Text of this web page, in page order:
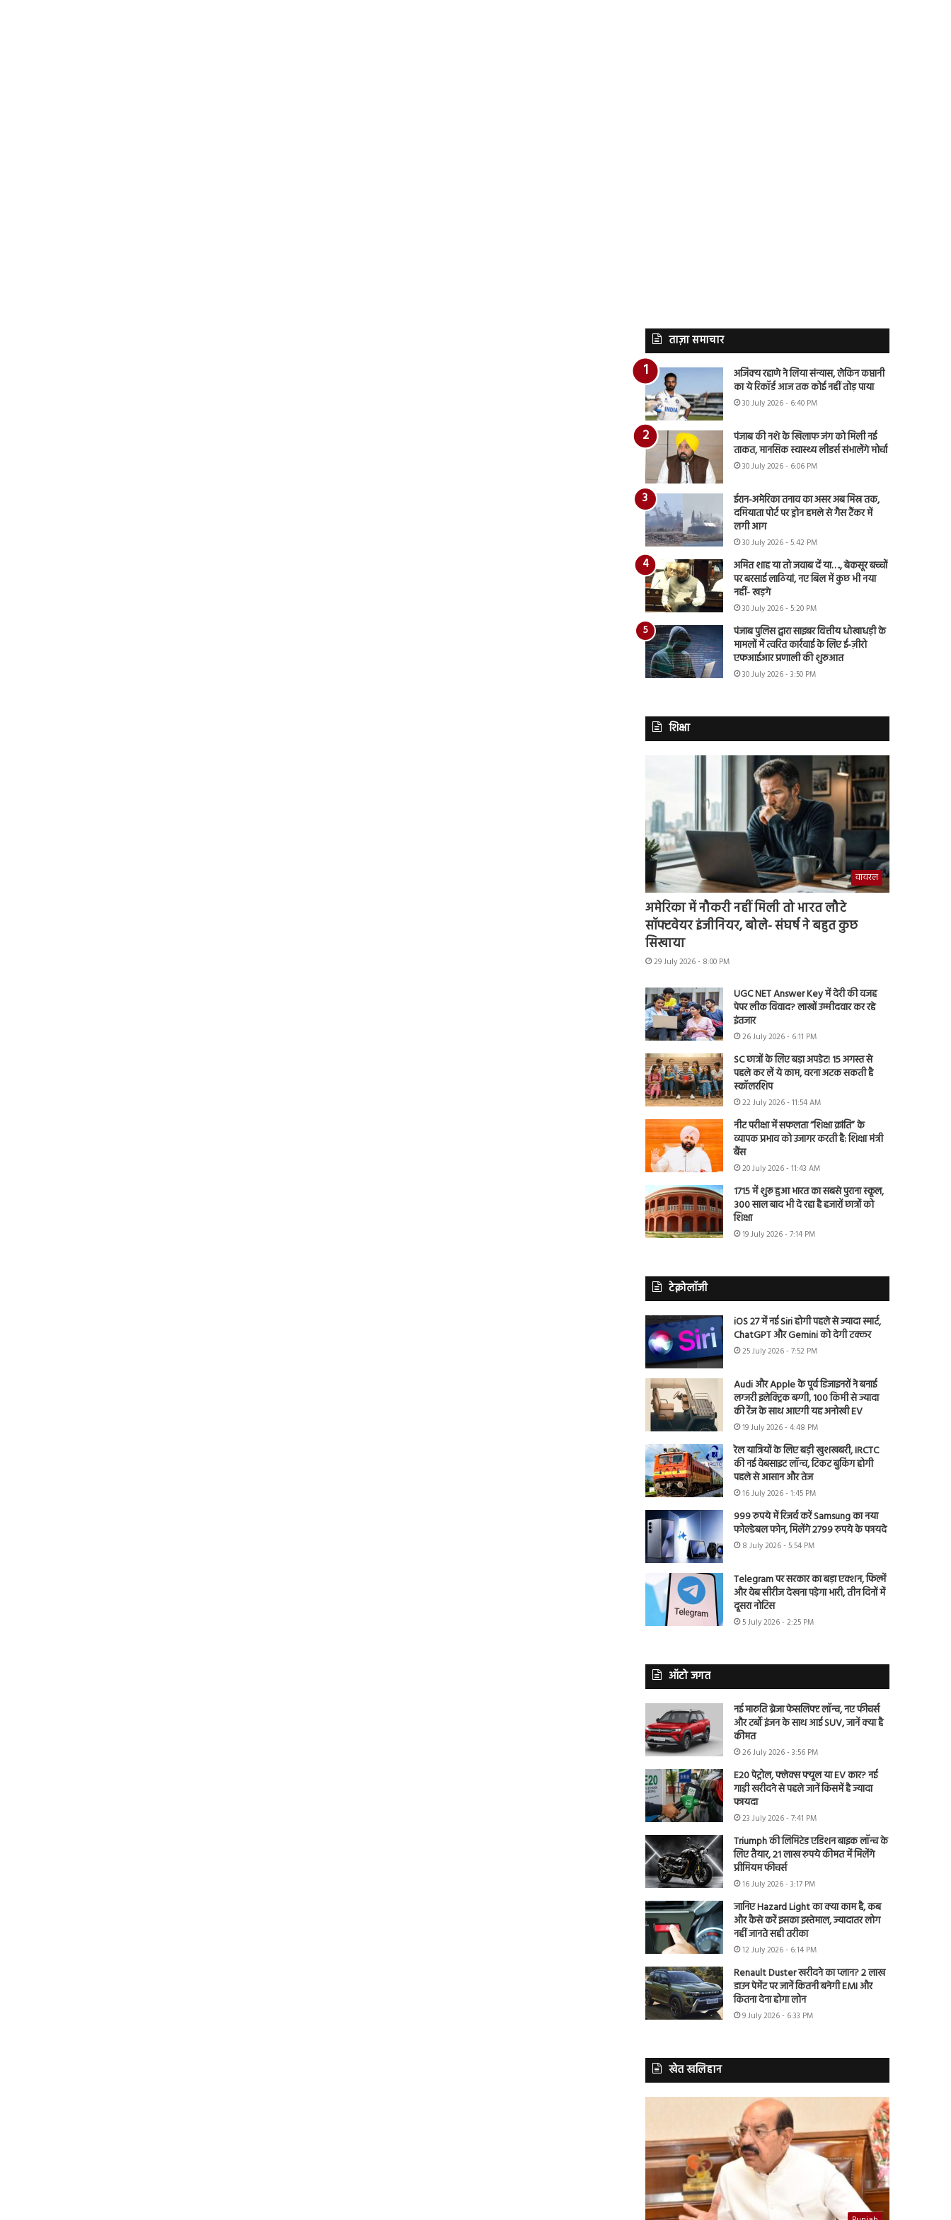
ताज़ा समाचार
अजिंक्य रहाणे ने लिया संन्यास, लेकिन कप्तानी
का ये रिकॉर्ड आज तक कोई नहीं तोड़ पाया
30 July 2026 - 6:40 PM
पंजाब की नशे के खिलाफ जंग को मिली नई
ताकत, मानसिक स्वास्थ्य लीडर्स संभालेंगे मोर्चा
30 July 2026 - 6:06 PM
ईरान-अमेरिका तनाव का असर अब मिस्र तक,
दमियाता पोर्ट पर ड्रोन हमले से गैस टैंकर में
लगी आग
30 July 2026 - 5:42 PM
अमित शाह या तो जवाब दें या…., बेकसूर बच्चों
पर बरसाई लाठियां, नए बिल में कुछ भी नया
नहीं- खड़गे
30 July 2026 - 5:20 PM
पंजाब पुलिस द्वारा साइबर वित्तीय धोखाधड़ी के
मामलों में त्वरित कार्रवाई के लिए ई-ज़ीरो
एफआईआर प्रणाली की शुरुआत
30 July 2026 - 3:50 PM
शिक्षा
वायरल
अमेरिका में नौकरी नहीं मिली तो भारत लौटे
सॉफ्टवेयर इंजीनियर, बोले- संघर्ष ने बहुत कुछ
सिखाया
29 July 2026 - 8:00 PM
UGC NET Answer Key में देरी की वजह
पेपर लीक विवाद? लाखों उम्मीदवार कर रहे
इंतजार
26 July 2026 - 6:11 PM
SC छात्रों के लिए बड़ा अपडेट! 15 अगस्त से
पहले कर लें ये काम, वरना अटक सकती है
स्कॉलरशिप
22 July 2026 - 11:54 AM
नीट परीक्षा में सफलता “शिक्षा क्रांति” के
व्यापक प्रभाव को उजागर करती है: शिक्षा मंत्री
बैंस
20 July 2026 - 11:43 AM
1715 में शुरू हुआ भारत का सबसे पुराना स्कूल,
300 साल बाद भी दे रहा है हजारों छात्रों को
शिक्षा
19 July 2026 - 7:14 PM
टेक्नोलॉजी
iOS 27 में नई Siri होगी पहले से ज्यादा स्मार्ट,
ChatGPT और Gemini को देगी टक्कर
25 July 2026 - 7:52 PM
Audi और Apple के पूर्व डिजाइनरों ने बनाई
लग्जरी इलेक्ट्रिक बग्गी, 100 किमी से ज्यादा
की रेंज के साथ आएगी यह अनोखी EV
19 July 2026 - 4:48 PM
रेल यात्रियों के लिए बड़ी खुशखबरी, IRCTC
की नई वेबसाइट लॉन्च, टिकट बुकिंग होगी
पहले से आसान और तेज
16 July 2026 - 1:45 PM
999 रुपये में रिजर्व करें Samsung का नया
फोल्डेबल फोन, मिलेंगे 2799 रुपये के फायदे
8 July 2026 - 5:54 PM
Telegram पर सरकार का बड़ा एक्शन, फिल्में
और वेब सीरीज देखना पड़ेगा भारी, तीन दिनों में
दूसरा नोटिस
5 July 2026 - 2:25 PM
ऑटो जगत
नई मारुति ब्रेजा फेसलिफ्ट लॉन्च, नए फीचर्स
और टर्बो इंजन के साथ आई SUV, जानें क्या है
कीमत
26 July 2026 - 3:56 PM
E20 पेट्रोल, फ्लेक्स फ्यूल या EV कार? नई
गाड़ी खरीदने से पहले जानें किसमें है ज्यादा
फायदा
23 July 2026 - 7:41 PM
Triumph की लिमिटेड एडिशन बाइक लॉन्च के
लिए तैयार, 21 लाख रुपये कीमत में मिलेंगे
प्रीमियम फीचर्स
16 July 2026 - 3:17 PM
जानिए Hazard Light का क्या काम है, कब
और कैसे करें इसका इस्तेमाल, ज्यादातर लोग
नहीं जानते सही तरीका
12 July 2026 - 6:14 PM
Renault Duster खरीदने का प्लान? 2 लाख
डाउन पेमेंट पर जानें कितनी बनेगी EMI और
कितना देना होगा लोन
9 July 2026 - 6:33 PM
खेत खलिहान